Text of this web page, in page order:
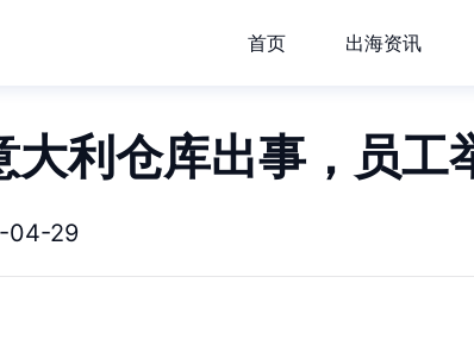
首页 出海资讯
大利仓库出事，员工
04-29